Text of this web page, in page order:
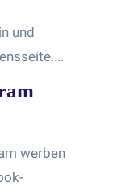
und
werben